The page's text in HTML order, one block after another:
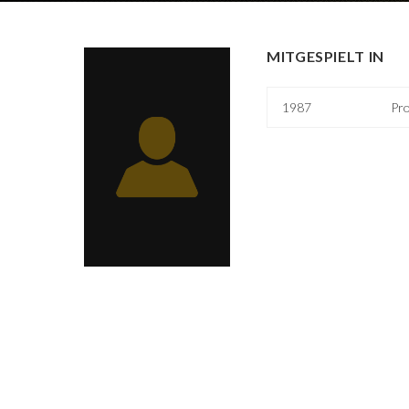
MITGESPIELT IN
1987